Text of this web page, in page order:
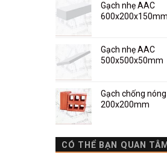
Gạch nhẹ AAC
600x200x150mm
Gạch nhẹ AAC
500x500x50mm
Gạch chống
200x200mm
CÓ THỂ BẠN QUAN TÂM